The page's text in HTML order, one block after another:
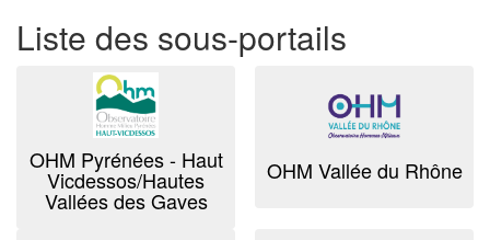
Liste des sous-portails
OHM Pyrénées - Haut
Vicdessos/Hautes
Vallées des Gaves
OHM Vallée du Rhône